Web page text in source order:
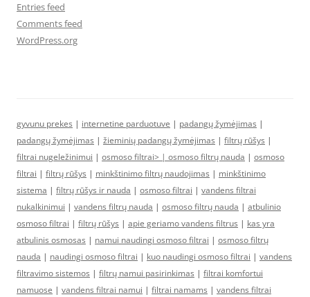
Entries feed
Comments feed
WordPress.org
gyvunu prekes | internetine parduotuve | padangų žymėjimas |
padangų žymėjimas | žieminių padangų žymėjimas | filtrų rūšys |
filtrai nugeležinimui | osmoso filtrai> | osmoso filtrų nauda | osmoso
filtrai | filtrų rūšys | minkštinimo filtrų naudojimas | minkštinimo
sistema | filtrų rūšys ir nauda | osmoso filtrai | vandens filtrai
nukalkinimui | vandens filtrų nauda | osmoso filtrų nauda | atbulinio
osmoso filtrai | filtrų rūšys | apie geriamo vandens filtrus | kas yra
atbulinis osmosas | namui naudingi osmoso filtrai | osmoso filtrų
nauda | naudingi osmoso filtrai | kuo naudingi osmoso filtrai | vandens
filtravimo sistemos | filtrų namui pasirinkimas | filtrai komfortui
namuose | vandens filtrai namui | filtrai namams | vandens filtrai